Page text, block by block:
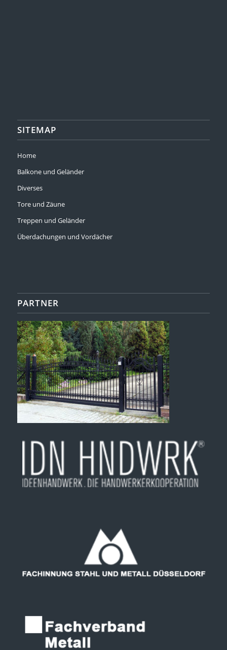
SITEMAP
Home
Balkone und Geländer
Diverses
Tore und Zäune
Treppen und Geländer
Überdachungen und Vordächer
PARTNER